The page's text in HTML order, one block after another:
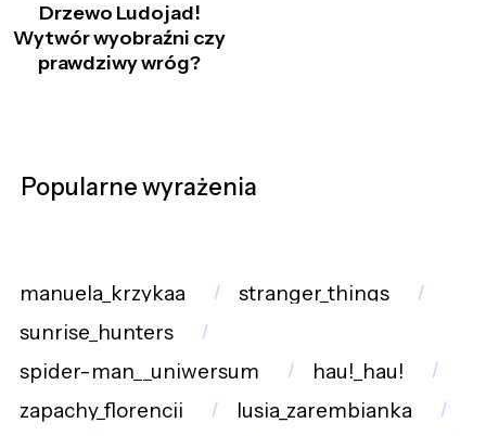
Drzewo Ludojad!
Wytwór wyobraźni czy
prawdziwy wróg?
Popularne wyrażenia
manuela_krzykaa
stranger_things
sunrise_hunters
spider-man__uniwersum
hau!_hau!
zapachy_florencji
lusia_zarembianka